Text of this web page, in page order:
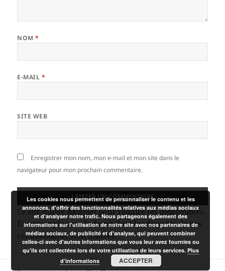
NOM*
E-MAIL *
SITE WEB
Enregistrer mon nom, mon e-mail et mon site dans le
navigateur pour mon prochain commentaire.
Ce site utilise Akismet pour réduire les indésirables.
En savoir plus sur la façon dont les données de vos
commentaires sont traitées.
Les cookies nous permettent de personnaliser le contenu et les
annonces, d'offrir des fonctionnalités relatives aux médias sociaux
et d'analyser notre trafic. Nous partageons également des
informations sur l'utilisation de notre site avec nos partenaires de
médias sociaux, de publicité et d'analyse, qui peuvent combiner
celles-ci avec d'autres informations que vous leur avez fournies ou
qu'ils ont collectées lors de votre utilisation de leurs services. Plus
d’informations
ACCEPTER